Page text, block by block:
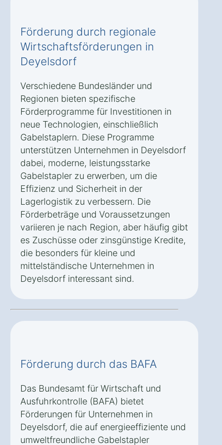
Förderung durch regionale
Wirtschaftsförderungen in
Deyelsdorf
Verschiedene Bundesländer und
Regionen bieten spezifische
Förderprogramme für Investitionen in
neue Technologien, einschließlich
Gabelstaplern. Diese Programme
unterstützen Unternehmen in Deyelsdorf
dabei, moderne, leistungsstarke
Gabelstapler zu erwerben, um die
Effizienz und Sicherheit in der
Lagerlogistik zu verbessern. Die
Förderbeträge und Voraussetzungen
variieren je nach Region, aber häufig gibt
es Zuschüsse oder zinsgünstige Kredite,
die besonders für kleine und
mittelständische Unternehmen in
Deyelsdorf interessant sind.
Förderung durch das BAFA
Das Bundesamt für Wirtschaft und
Ausfuhrkontrolle (BAFA) bietet
Förderungen für Unternehmen in
Deyelsdorf, die auf energieeffiziente und
umweltfreundliche Gabelstapler